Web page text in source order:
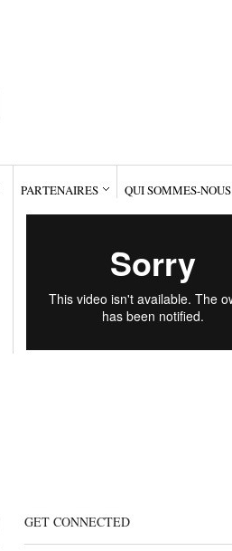
ARTV
ART
艺术视界
NOUS
PARTENAIRES QUI SOMMES-NOUS
GET CONNECTED